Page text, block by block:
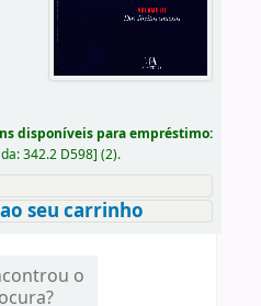
disponíveis para empréstimo:
342.2 D598] (2).
seu carrinho
o